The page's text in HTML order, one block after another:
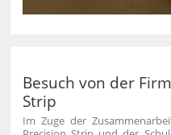
Besuch von der
Strip
Im Zuge der